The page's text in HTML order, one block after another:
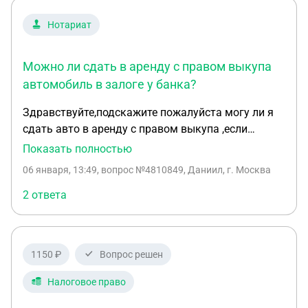
Нотариат
Можно ли сдать в аренду с правом выкупа
автомобиль в залоге у банка?
Здравствуйте,подскажите пожалуйста могу ли я
сдать авто в аренду с правом выкупа ,если
автомобиль находится в залоге у банка
,возможно есть какие- то еще варианты ?
Показать полностью
06 января, 13:49, вопрос №4810849, Даниил, г. Москва
2 ответа
1150 ₽ Вопрос решен
Налоговое право